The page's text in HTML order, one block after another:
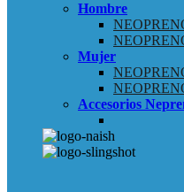
Hombre
Mujer
Accesorios